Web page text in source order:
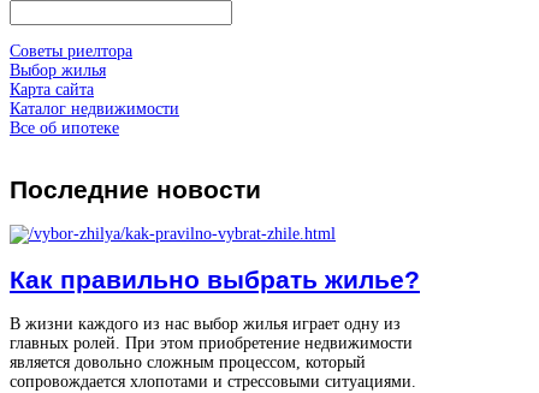
Советы риелтора
Выбор жилья
Карта сайта
Каталог недвижимости
Все об ипотеке
Последние новости
Как правильно выбрать жилье?
В жизни каждого из нас выбор жилья играет одну из
главных ролей. При этом приобретение недвижимости
является довольно сложным процессом, который
сопровождается хлопотами и стрессовыми ситуациями.